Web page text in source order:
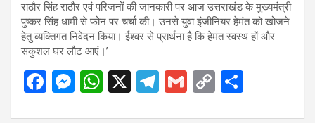
राठौर सिंह राठौर एवं परिजनों की जानकारी पर आज उत्तराखंड के मुख्यमंत्री
पुष्कर सिंह धामी से फोन पर चर्चा की। उनसे युवा इंजीनियर हेमंत को खोजने
हेतु व्यक्तिगत निवेदन किया। ईश्वर से प्रार्थना है कि हेमंत स्वस्थ हों और
सकुशल घर लौट आएं।’
F
M W X
T
G
C